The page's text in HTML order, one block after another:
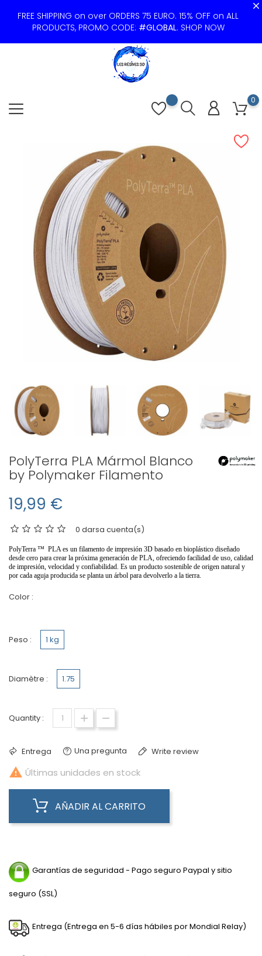
FREE SHIPPING on over ORDERS 75 EURO. 15% OFF on ALL
PRODUCTS, PROMO CODE: #GLOBAL. SHOP NOW
0
PolyTerra PLA Mármol Blanco
by Polymaker Filamento
19,99 €
0 darsa cuenta(s)
PolyTerra ™ PLA es un filamento de impresión 3D basado en bioplástico diseñado
desde cero para crear la próxima generación de PLA, ofreciendo facilidad de uso, calidad
de impresión, velocidad y confiabilidad. Es un producto sostenible de origen natural y
por cada aguja producida se planta un árbol para devolverlo a la tierra.
Color :
Peso : 1 kg
Diamètre : 1.75
Quantity :
Entrega Una pregunta Write review
 Últimas unidades en stock
AÑADIR AL CARRITO
Garantías de seguridad - Pago seguro Paypal y sitio
seguro (SSL)
Entrega (Entrega en 5-6 días hábiles por Mondial Relay)